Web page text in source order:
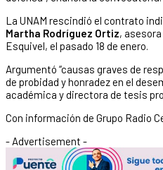
La UNAM rescindió el contrato
Martha Rodríguez Ortiz,
Esquivel, el pasado 18 de enero.
Argumentó “causas graves de
de probidad y honradez en el
académica y directora de tesis
Con información de Grupo Radio
- Advertisement -